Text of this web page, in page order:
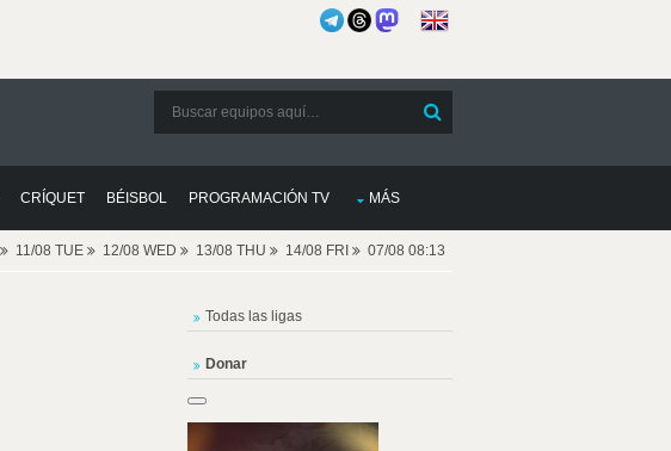
CRÍQUET BÉISBOL PROGRAMACIÓN TV MÁS
11/08 TUE 12/08 WED 13/08 THU 14/08 FRI 07/08 08:13
Todas las ligas
Donar